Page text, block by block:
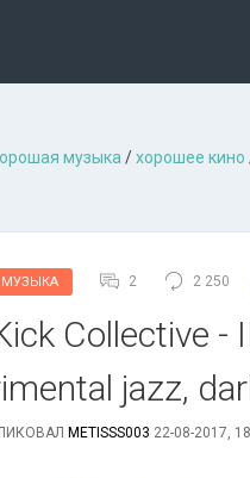
музыкa /хорошее кино
2 2 250
Collective
jazz,
METISSS003 22-08-2017,